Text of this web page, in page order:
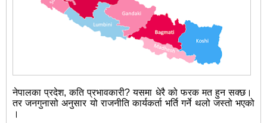
नेपालका प्रदेश, कति प्रभावकारी? यसमा धेरै को फरक मत हुन सक्छ।
तर जनगुनासो अनुसार यो राजनीति कार्यकर्ता भर्ति गर्ने थलो जस्तो भएको
।